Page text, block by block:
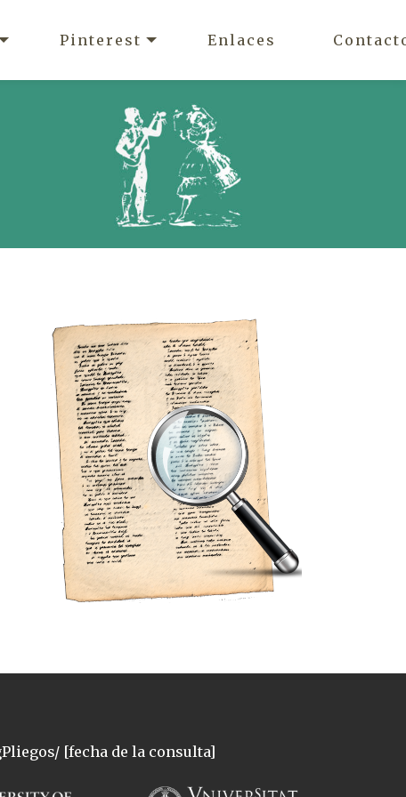
Pinterest Enlaces
[fecha de la consulta]